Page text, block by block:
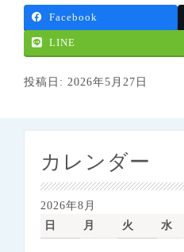
Facebook
LINE
投稿日: 2026年5月27日
カレンダー
2026年8月
日
月 火 水